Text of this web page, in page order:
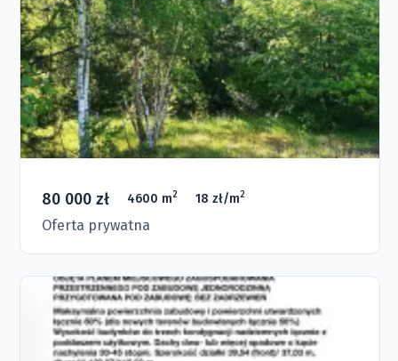
80 000 zł 4600 m2 18 zł/m2
Oferta prywatna